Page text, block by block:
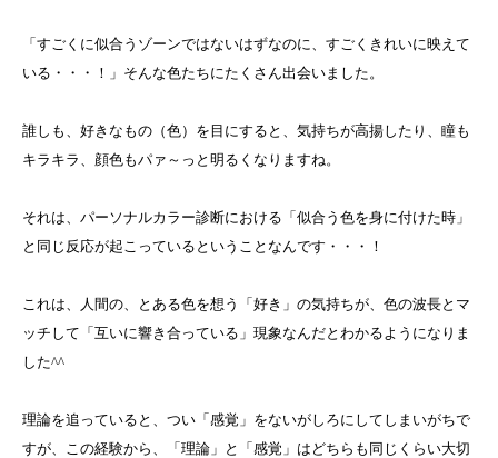
「すごくに似合うゾーンではないはずなのに、すごくきれいに映えて
いる・・・！」そんな色たちにたくさん出会いました。
誰しも、好きなもの（色）を目にすると、気持ちが高揚したり、瞳も
キラキラ、顔色もパァ～っと明るくなりますね。
それは、パーソナルカラー診断における「似合う色を身に付けた時」
と同じ反応が起こっているということなんです・・・！
これは、人間の、とある色を想う「好き」の気持ちが、色の波長とマ
ッチして「互いに響き合っている」現象なんだとわかるようになりま
した^^
理論を追っていると、つい「感覚」をないがしろにしてしまいがちで
すが、この経験から、「理論」と「感覚」はどちらも同じくらい大切